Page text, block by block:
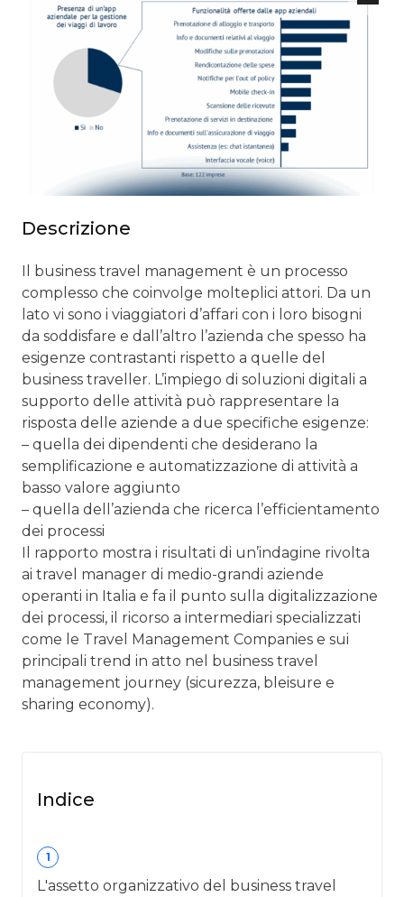
Descrizione
Il business travel management è un processo
complesso che coinvolge molteplici attori. Da un
lato vi sono i viaggiatori d’affari con i loro bisogni
da soddisfare e dall’altro l’azienda che spesso ha
esigenze contrastanti rispetto a quelle del
business traveller. L’impiego di soluzioni digitali a
supporto delle attività può rappresentare la
risposta delle aziende a due specifiche esigenze:
– quella dei dipendenti che desiderano la
semplificazione e automatizzazione di attività a
basso valore aggiunto
– quella dell’azienda che ricerca l’efficientamento
dei processi
Il rapporto mostra i risultati di un’indagine rivolta
ai travel manager di medio-grandi aziende
operanti in Italia e fa il punto sulla digitalizzazione
dei processi, il ricorso a intermediari specializzati
come le Travel Management Companies e sui
principali trend in atto nel business travel
management journey (sicurezza, bleisure e
sharing economy).
Indice
1
L'assetto organizzativo del business travel